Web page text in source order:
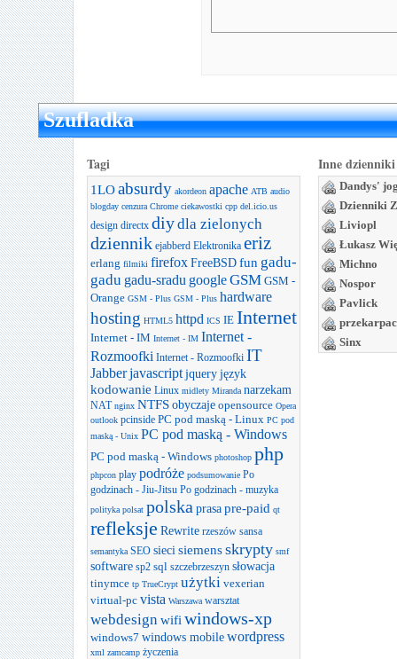
Szufladka
Tagi
1LO absurdy akordeon apache ATB audio
blogday cenzura Chrome ciekawostki cpp del.icio.us
design directx diydla zielonych
dziennik ejabberd Elektronika eriz
erlang filmiki firefox FreeBSD fun gadu-
gadu gadu-sradu googleGSM GSM -
Orange GSM - Plus GSM - Plus hardware
hosting HTML5 httpd ICS IE Internet
Internet - IM Internet - IM Internet -
Rozmoofki Internet - Rozmoofki IT
Jabberjavascript jquery język
kodowanie Linux midlety Miranda narzekam
NAT nginx NTFS obyczaje opensource Opera
outlook pcinside PC pod maską - Linux PC pod
maską - Unix PC pod maską - Windows
PC pod maską - Windows photoshop php
phpcon play podróże podsumowanie Po
godzinach - Jiu-Jitsu Po godzinach - muzyka
polityka polsat polska prasa pre-paid qt
refleksje Rewrite rzeszów sansa
semantyka SEO sieci siemens skrypty smf
software sp2 sql szczebrzeszyn słowacja
tinymce tp TrueCrypt użytki vexerian
virtual-pc vista Warszawa warsztat
webdesign wifi windows-xp
windows7 windows mobile wordpress
xml zamcamp życzenia
Inne dzienniki
Dandys'
Dzienniki
Liviopl
Łukasz
Michno
Nospor
Pavlick
Sinx